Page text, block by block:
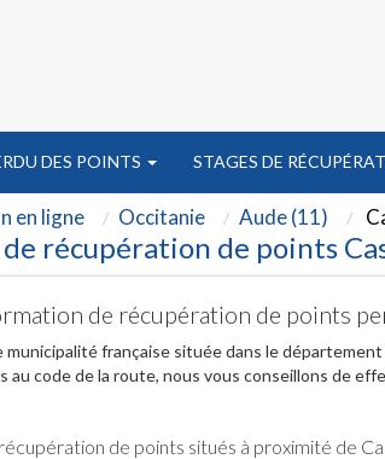
DES POINTS STAGES DE
en ligne Occitanie Aude (11)
de récupération de points
de récupération de points
française située dans le
au code de la route, nous vous conseillons de
de points situés à proximité de